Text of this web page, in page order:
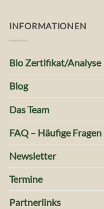
INFORMATIONEN
Bio Zertifikat/Analyse
Blog
Das Team
FAQ – Häufige Fragen
Newsletter
Termine
Partnerlinks